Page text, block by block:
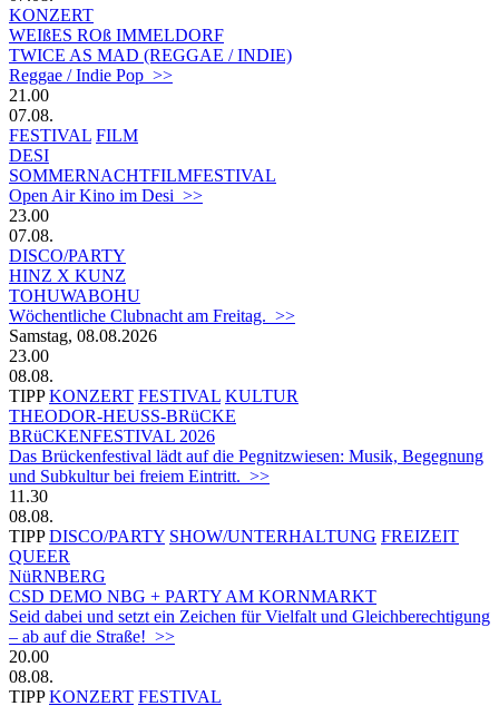
KONZERT
WEIßES ROß IMMELDORF
TWICE AS MAD (REGGAE / INDIE)
Reggae / Indie Pop >>
21.00
07.08.
FESTIVAL FILM
DESI
SOMMERNACHTFILMFESTIVAL
Open Air Kino im Desi >>
23.00
07.08.
DISCO/PARTY
HINZ X KUNZ
TOHUWABOHU
Wöchentliche Clubnacht am Freitag. >>
Samstag, 08.08.2026
23.00
08.08.
TIPP KONZERT FESTIVAL KULTUR
THEODOR-HEUSS-BRüCKE
BRüCKENFESTIVAL 2026
Das Brückenfestival lädt auf die Pegnitzwiesen: Musik, Begegnung
und Subkultur bei freiem Eintritt. >>
11.30
08.08.
TIPP DISCO/PARTY SHOW/UNTERHALTUNG FREIZEIT
QUEER
NüRNBERG
CSD DEMO NBG + PARTY AM KORNMARKT
Seid dabei und setzt ein Zeichen für Vielfalt und Gleichberechtigung
– ab auf die Straße! >>
20.00
08.08.
TIPP KONZERT FESTIVAL